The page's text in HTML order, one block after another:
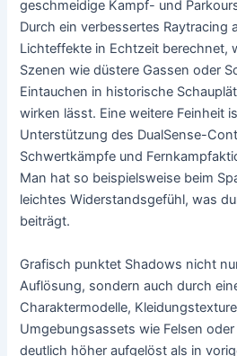
geschmeidige Kampf- und
Durch ein verbessertes Raytracing
Lichteffekte in Echtzeit berechnet,
Szenen wie düstere Gassen oder
Eintauchen in historische
wirken lässt. Eine weitere Feinheit
Unterstützung des DualSense-
Schwertkämpfe und
Man hat so beispielsweise beim
leichtes Widerstandsgefühl, was
beiträgt.
Grafisch punktet Shadows nicht
Auflösung, sondern auch durch
Charaktermodelle,
Umgebungsassets wie Felsen
deutlich höher aufgelöst als in